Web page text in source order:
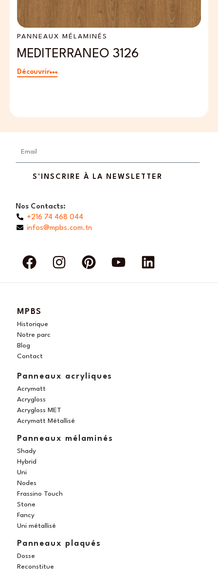
PANNEAUX MÉLAMINÉS
MEDITERRANEO 3126
Découvrir
S'INSCRIRE À LA NEWSLETTER
Nos Contacts:
+216 74 468 044
infos@mpbs.com.tn
F
a
c
b
o
o
k
I
n
s
P
i
n
Y
o
u
L
i
n
MPBS
Historique
Notre parc
Blog
Contact
Panneaux acryliques
Acrymatt
Acrygloss
Acrygloss MET
Acrymatt Métallisé
Panneaux mélaminés
Shady
Hybrid
Uni
Nodes
Frassino Touch
Stone
Fancy
Uni métallisé
Panneaux plaqués
Dosse
Reconstitue